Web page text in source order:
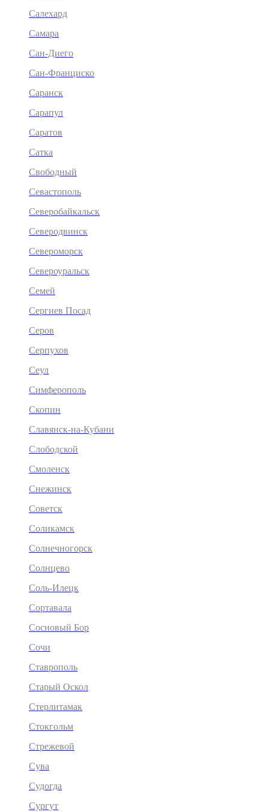
Салехард
Самара
Сан-Диего
Сан-Франциско
Саранск
Сарапул
Саратов
Сатка
Свободный
Севастополь
Северобайкальск
Северодвинск
Североморск
Североуральск
Семей
Сергиев Посад
Серов
Серпухов
Сеул
Симферополь
Скопин
Славянск-на-Кубани
Слободской
Смоленск
Снежинск
Советск
Соликамск
Солнечногорск
Солнцево
Соль-Илецк
Сортавала
Сосновый Бор
Сочи
Ставрополь
Старый Оскол
Стерлитамак
Стокгольм
Стрежевой
Сува
Судогда
Сургут